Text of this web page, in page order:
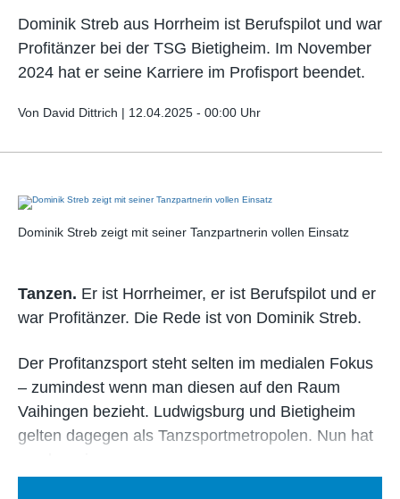
Dominik Streb aus Horrheim ist Berufspilot und war
Profitänzer bei der TSG Bietigheim. Im November
2024 hat er seine Karriere im Profisport beendet.
Von David Dittrich | 12.04.2025 - 00:00 Uhr
Dominik Streb zeigt mit seiner Tanzpartnerin vollen Einsatz
Tanzen. Er ist Horrheimer, er ist Berufspilot und er
war Profitänzer. Die Rede ist von Dominik Streb.
Der Profitanzsport steht selten im medialen Fokus
– zumindest wenn man diesen auf den Raum
Vaihingen bezieht. Ludwigsburg und Bietigheim
gelten dagegen als Tanzsportmetropolen. Nun hat